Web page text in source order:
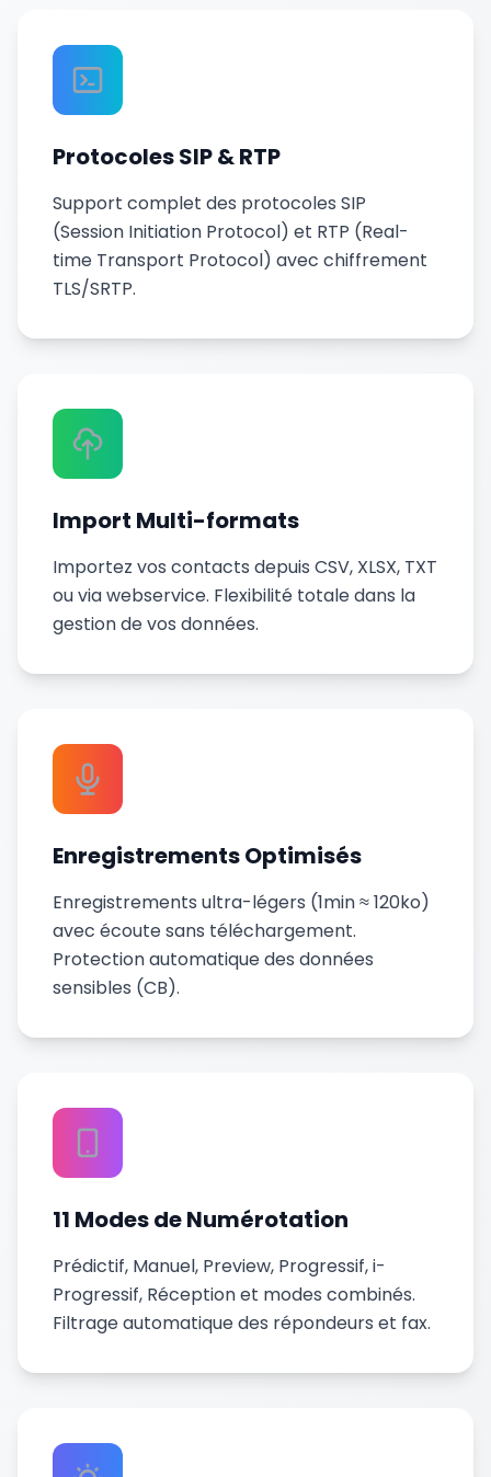
Protocoles SIP & RTP
Support complet des protocoles SIP
(Session Initiation Protocol) et RTP (Real-
time Transport Protocol) avec chiffrement
TLS/SRTP.
Import Multi-formats
Importez vos contacts depuis CSV, XLSX, TXT
ou via webservice. Flexibilité totale dans la
gestion de vos données.
Enregistrements Optimisés
Enregistrements ultra-légers (1min ≈ 120ko)
avec écoute sans téléchargement.
Protection automatique des données
sensibles (CB).
11 Modes de Numérotation
Prédictif, Manuel, Preview, Progressif, i-
Progressif, Réception et modes combinés.
Filtrage automatique des répondeurs et fax.